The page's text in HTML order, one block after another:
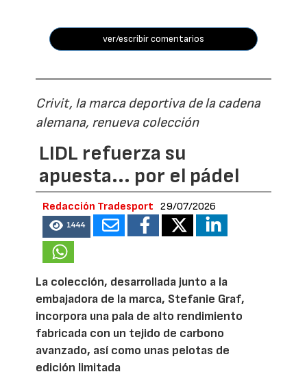
ver/escribir comentarios
Crivit, la marca deportiva de la cadena
alemana, renueva colección
LIDL refuerza su
apuesta... por el pádel
Redacción Tradesport 29/07/2026
1444
La colección, desarrollada junto a la
embajadora de la marca, Stefanie Graf,
incorpora una pala de alto rendimiento
fabricada con un tejido de carbono
avanzado, así como unas pelotas de
edición limitada